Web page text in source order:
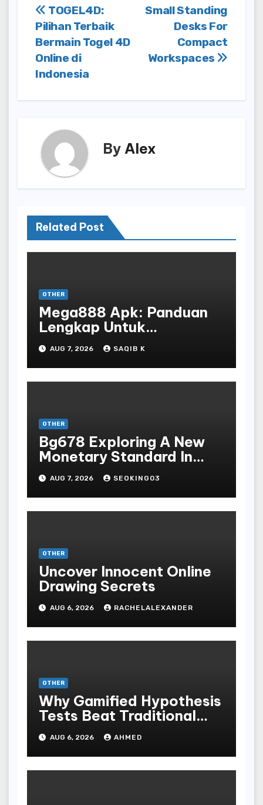
Post
navigation
Small Standing
Desks For
Compact
Workspaces
TOGEL4D:
Pilihan Terbaik
Bermain Togel 4D
Online di
Indonesia
By Alex
Related Post
OTHER
Mega888 Apk: Panduan
Lengkap Untuk
Mengunduh, Instalasi, Dan
Bermain Slot Online
Terpopuler
AUG 7, 2026 SAQIB K
OTHER
Bg678 Exploring A New
Monetary Standard In
Bodoni Online
Entertainment
AUG 7, 2026 SEOKING03
OTHER
Uncover Innocent Online
Drawing Secrets
AUG 6, 2026 RACHELALEXANDER
OTHER
Why Gamified Hypothesis
Tests Beat Traditional
Meditate Methods
AUG 6, 2026 AHMED